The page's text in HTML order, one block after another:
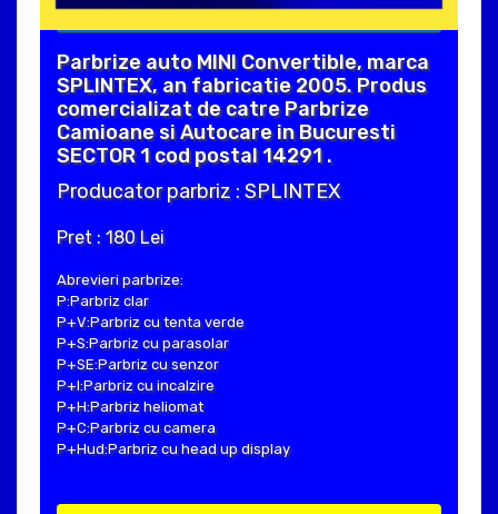
Parbrize auto MINI Convertible, marca
SPLINTEX, an fabricatie 2005. Produs
comercializat de catre Parbrize
Camioane si Autocare in Bucuresti
SECTOR 1 cod postal 14291 .
Producator parbriz : SPLINTEX
Pret : 180 Lei
Abrevieri parbrize:
P:Parbriz clar
P+V:Parbriz cu tenta verde
P+S:Parbriz cu parasolar
P+SE:Parbriz cu senzor
P+I:Parbriz cu incalzire
P+H:Parbriz heliomat
P+C:Parbriz cu camera
P+Hud:Parbriz cu head up display